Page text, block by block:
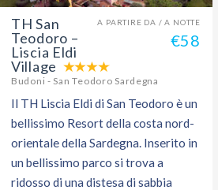
A PARTIRE DA / A NOTTE
€58
TH San
Teodoro –
Liscia Eldi
Village
Budoni - San Teodoro Sardegna
Il TH Liscia Eldi di San Teodoro è un
bellissimo Resort della costa nord-
orientale della Sardegna. Inserito in
un bellissimo parco si trova a
ridosso di una distesa di sabbia